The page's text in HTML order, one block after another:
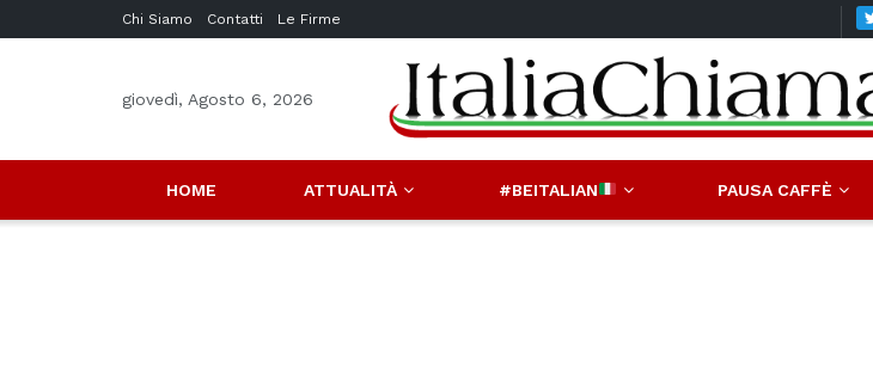
Chi Siamo Contatti Le Firme
giovedì, Agosto 6, 2026
HOME ATTUALITÀ #BEITALIAN PAUSA CAFFÈ